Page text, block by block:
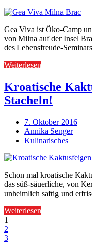
Gea Viva ist Öko-Camp
von Milna auf der Insel
des Lebensfreude-
Weiterlesen
Kroatische
Stacheln!
7. Oktober 2016
Annika Senger
Kulinarisches
Schon mal kroatische
das süß-säuerliche, von
unheimlich saftig und
Weiterlesen
1
2
3